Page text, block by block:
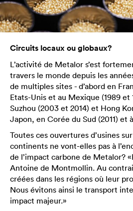
Circuits locaux ou globaux?
L’activité de Metalor s’est
travers le monde depuis les
de multiples sites - d’abord en
Etats-Unis et au Mexique (1989 et
Suzhou (2003 et 2014) et Hong
Japon, en Corée du Sud (2011) et
Toutes ces ouvertures d’usines
continents ne vont-elles pas à
de l’impact carbone de Metalor?
Antoine de Montmollin. Au
créées dans les régions où leur
Nous évitons ainsi le transport
impact majeur.»